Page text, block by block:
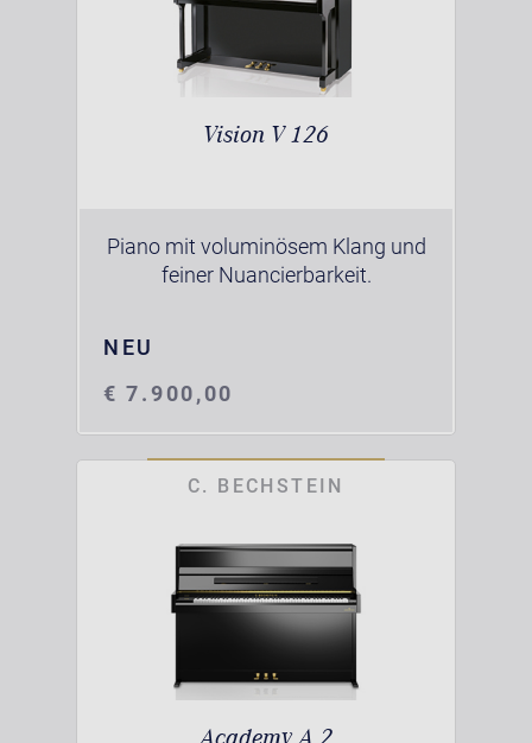
Vision V 126
Piano mit voluminösem Klang und
feiner Nuancierbarkeit.
NEU
€ 7.900,00
C. BECHSTEIN
Academy A 2